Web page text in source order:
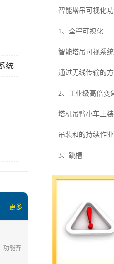
统
更多
功能齐
智能塔吊可视化功
1、全程可视化
智能塔吊可视系
通过无线传输的
2、工业级高倍变
塔机吊臂小车上
吊装和的持续作业
3、跳槽
智能塔吊可视系
智能塔吊可视系
5、 防碰撞报警